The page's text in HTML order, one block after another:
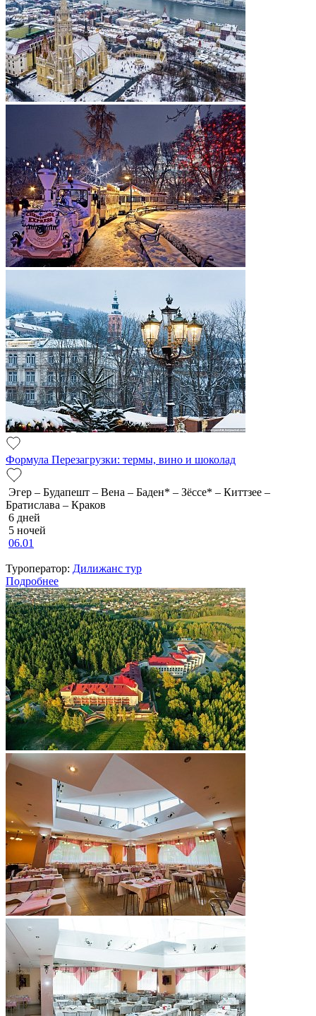
Формула Перезагрузки: термы, вино и шоколад
Эгер – Будапешт – Вена – Баден* – Зёссе* – Киттзее –
Братислава – Краков
6 дней
5 ночей
06.01
Туроператор: Дилижанс тур
Подробнее